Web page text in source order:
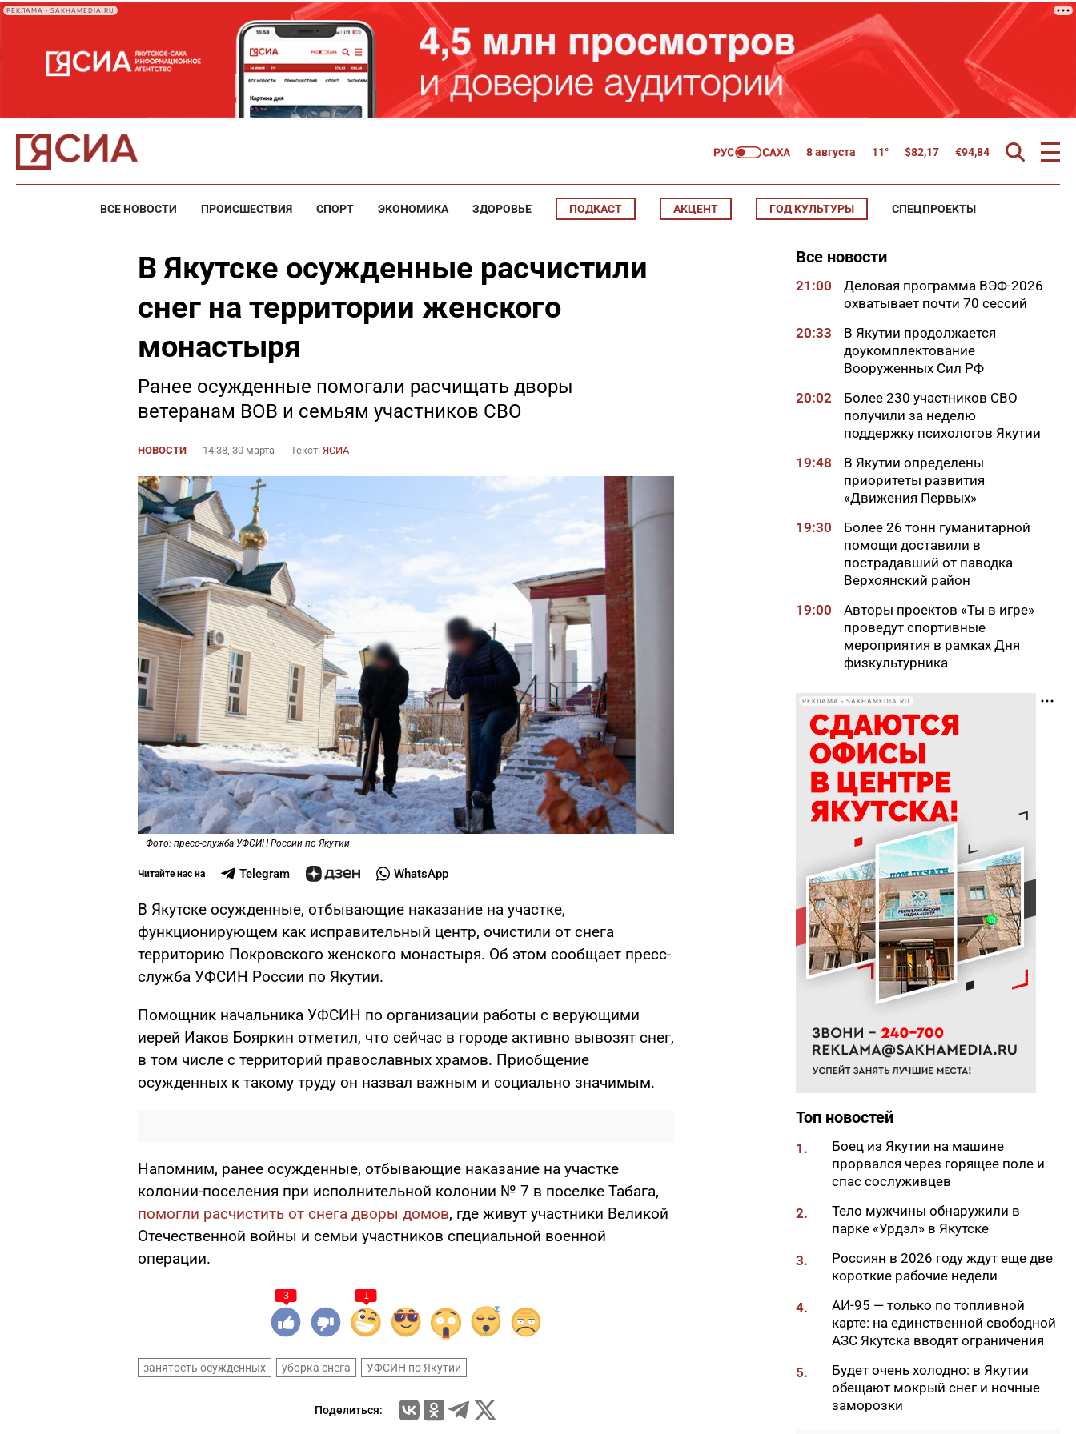
РЕКЛАМА • SAKHAMEDIA.RU
8 августа 11° $82,17 €94,84
ВСЕ НОВОСТИ ПРОИСШЕСТВИЯ СПОРТ ЭКОНОМИКА ЗДОРОВЬЕ ПОДКАСТ АКЦЕНТ ГОД КУЛЬТУРЫ СПЕЦПРОЕКТЫ
В Якутске осужденные расчистили
снег на территории женского
монастыря
Ранее осужденные помогали расчищать дворы
ветеранам ВОВ и семьям участников СВО
НОВОСТИ 14:38, 30 марта Текст: ЯСИА
Фото: пресс-служба УФСИН России по Якутии
Читайте нас на Telegram WhatsApp
В Якутске осужденные, отбывающие наказание на участке,
функционирующем как исправительный центр, очистили от снега
территорию Покровского женского монастыря. Об этом сообщает пресс-
служба УФСИН России по Якутии.
Помощник начальника УФСИН по организации работы с верующими
иерей Иаков Бояркин отметил, что сейчас в городе активно вывозят снег,
в том числе с территорий православных храмов. Приобщение
осужденных к такому труду он назвал важным и социально значимым.
Напомним, ранее осужденные, отбывающие наказание на участке
колонии-поселения при исполнительной колонии № 7 в поселке Табага,
помогли расчистить от снега дворы домов, где живут участники Великой
Отечественной войны и семьи участников специальной военной
операции.
3 1
занятость осужденных уборка снега УФСИН по Якутии
Поделиться:
Все новости
21:00
Деловая программа ВЭФ-2026
охватывает почти 70 сессий
20:33
В Якутии продолжается
доукомплектование
Вооруженных Сил РФ
20:02
Более 230 участников СВО
получили за неделю
поддержку психологов Якутии
19:48
В Якутии определены
приоритеты развития
«Движения Первых»
19:30
Более 26 тонн гуманитарной
помощи доставили в
пострадавший от паводка
Верхоянский район
19:00
Авторы проектов «Ты в игре»
проведут спортивные
мероприятия в рамках Дня
физкультурника
года: что можно и нельзя
делать в Ермолаев день
18:18
ВТБ: россияне увеличивают
расходы на спорт и здоровый
образ жизни
18:16
Сенатор Борисов назвал
встречу главы Якутии с
Путиным сигналом доверия и
значимости региона
18:01
Социальные участковые в
Якутии приняли около 2000
обращений
17:56
Жительница Жатая похитила
33 цветка с клумбы в центре
Якутска
17:51
«Здесь нет типовых задач»:
начальник стройплощадки
«Полюс Строя» Евгений
Минтруда Якутии объединил
30 участников из трех
муниципалитетов
17:34
Якутяне подали более 61
тысяч заявлений на получение
земельных участков
«Точка будущего. Якутия»:
самый масштабный
образовательный проект на
вечной мерзлоте
17:22
47 участников из арктических
районов Якутии объединил XI
Молодежный Суглан в
Октемцах
РЕКЛАМА • SAKHAMEDIA.RU
Топ новостей
1.
Боец из Якутии на машине
прорвался через горящее поле и
спас сослуживцев
2.
Тело мужчины обнаружили в
парке «Урдэл» в Якутске
3.
Россиян в 2026 году ждут еще две
короткие рабочие недели
4.
АИ-95 — только по топливной
карте: на единственной свободной
АЗС Якутска вводят ограничения
5.
Будет очень холодно: в Якутии
обещают мокрый снег и ночные
заморозки